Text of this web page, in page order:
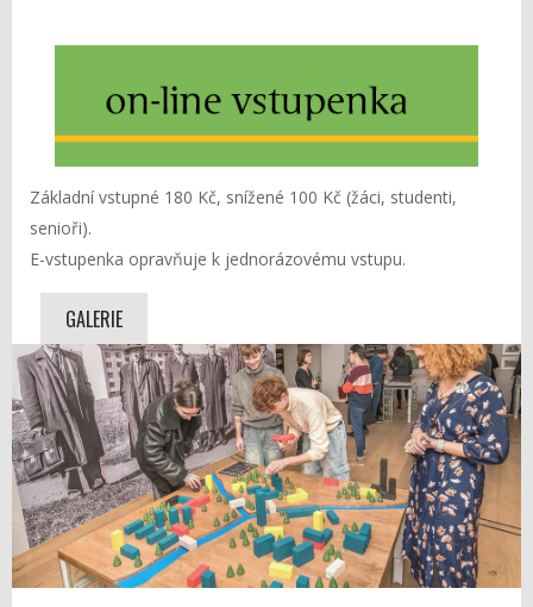
Základní vstupné 180 Kč, snížené 100 Kč (žáci, studenti,
senioři).
E-vstupenka opravňuje k jednorázovému vstupu.
GALERIE